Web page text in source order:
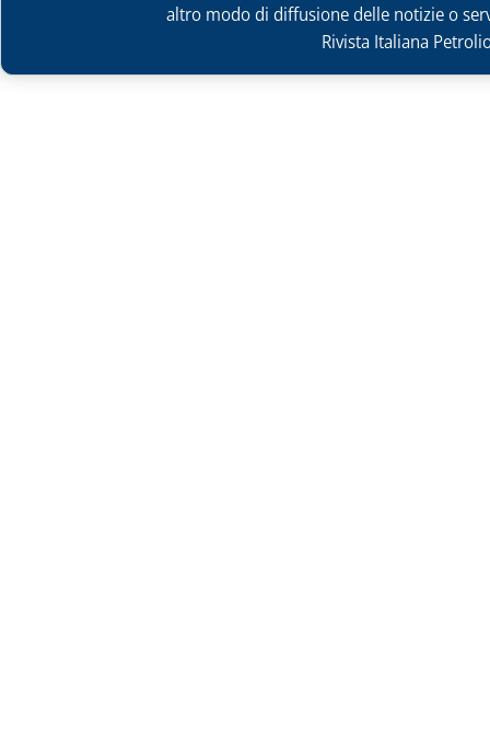
altro modo di diffusione delle notizie o
Rivista Italiana